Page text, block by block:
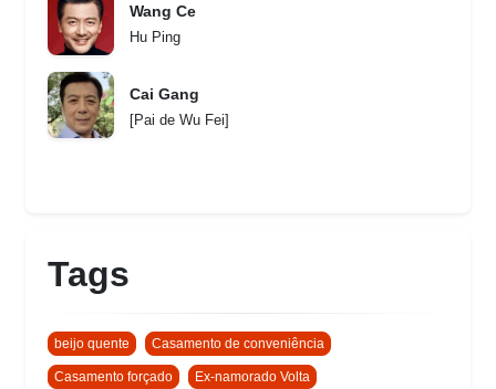
Wang Ce
Hu Ping
Cai Gang
[Pai de Wu Fei]
Tags
beijo quente Casamento de conveniência
Casamento forçado Ex-namorado Volta